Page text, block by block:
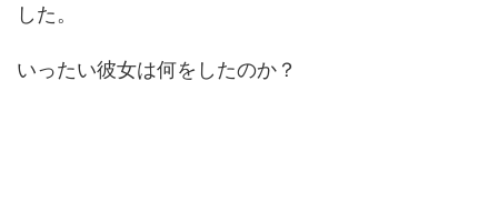
した。
いったい彼女は何をしたのか？